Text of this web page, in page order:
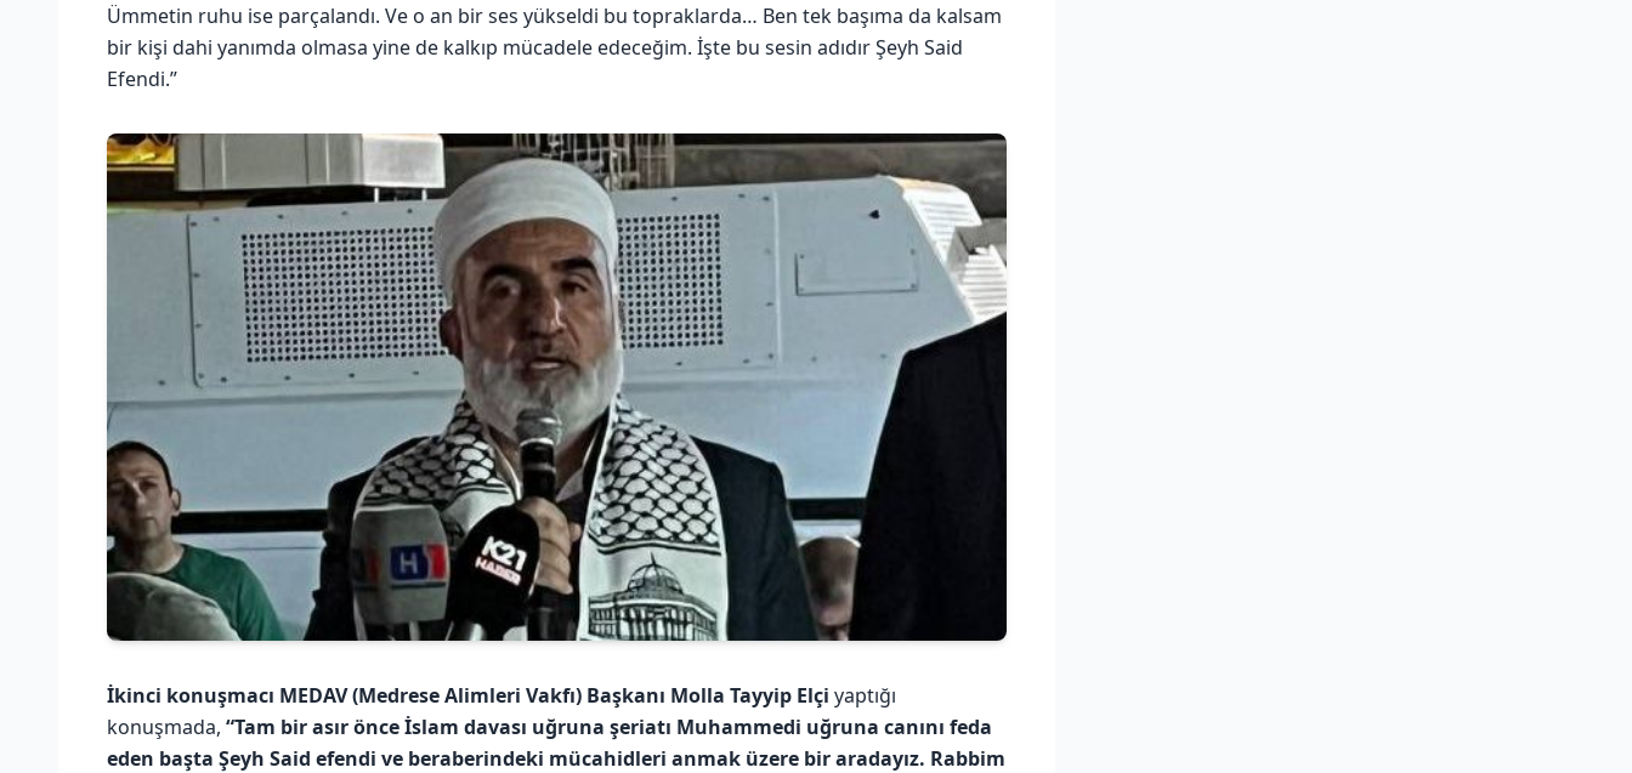
Ümmetin ruhu ise parçalandı. Ve o an bir ses yükseldi bu topraklarda… Ben tek başıma da kalsam
bir kişi dahi yanımda olmasa yine de kalkıp mücadele edeceğim. İşte bu sesin adıdır Şeyh Said
Efendi.”
İkinci konuşmacı MEDAV (Medrese Alimleri Vakfı) Başkanı Molla Tayyip Elçi yaptığı
konuşmada, “Tam bir asır önce İslam davası uğruna şeriatı Muhammedi uğruna canını feda
eden başta Şeyh Said efendi ve beraberindeki mücahidleri anmak üzere bir aradayız. Rabbim